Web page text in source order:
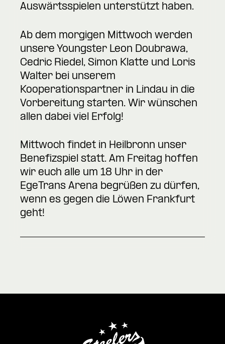
Auswärtsspielen unterstützt haben.
Ab dem morgigen Mittwoch werden
unsere Youngster Leon Doubrawa,
Cedric Riedel, Simon Klatte und Loris
Walter bei unserem
Kooperationspartner in Lindau in die
Vorbereitung starten. Wir wünschen
allen dabei viel Erfolg!
Mittwoch findet in Heilbronn unser
Benefizspiel statt. Am Freitag hoffen
wir euch alle um 18 Uhr in der
EgeTrans Arena begrüßen zu dürfen,
wenn es gegen die Löwen Frankfurt
geht!